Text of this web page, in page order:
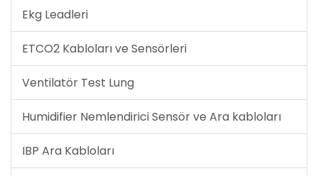
Ekg Leadleri
ETCO2 Kabloları ve Sensörleri
Ventilatör Test Lung
Humidifier Nemlendirici Sensör ve Ara kabloları
IBP Ara Kabloları